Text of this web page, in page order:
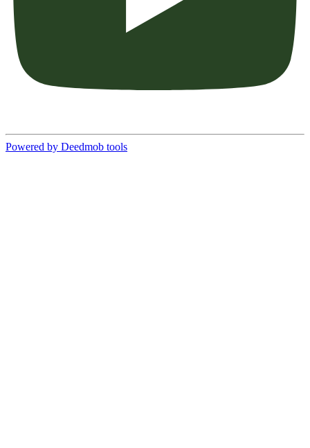
Powered by Deedmob tools